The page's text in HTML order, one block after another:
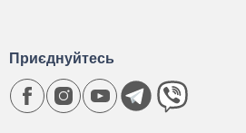
Приєднуйтесь